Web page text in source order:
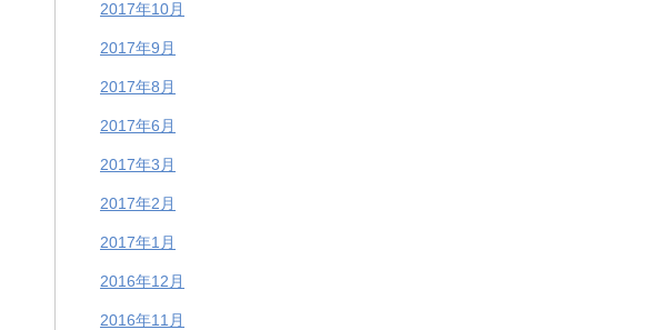
2017年10月
2017年9月
2017年8月
2017年6月
2017年3月
2017年2月
2017年1月
2016年12月
2016年11月